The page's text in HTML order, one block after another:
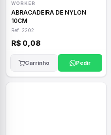
WORKER
ABRACADEIRA DE NYLON
10CM
Ref: 2202
R$ 0,08
Carrinho Pedir